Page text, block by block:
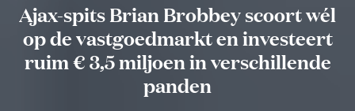
Ajax-spits Brian Brobbey scoort wél
op de vastgoedmarkt en investeert
ruim € 3,5 miljoen in verschillende
panden